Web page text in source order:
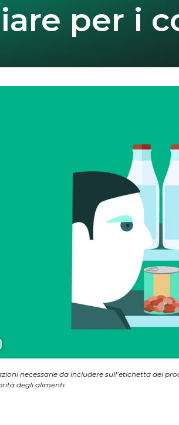
per i
necessarie da includere sull’etichetta dei
degli alimenti.